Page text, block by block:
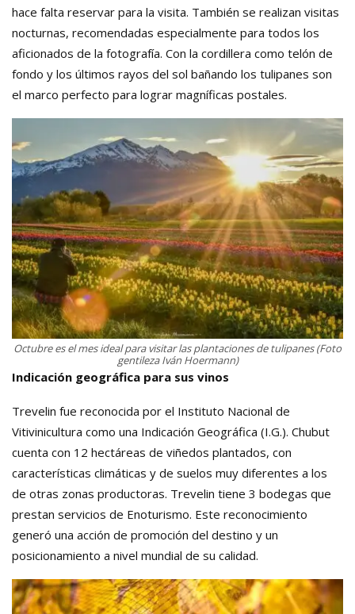
hace falta reservar para la visita. También se realizan visitas
nocturnas, recomendadas especialmente para todos los
aficionados de la fotografía. Con la cordillera como telón de
fondo y los últimos rayos del sol bañando los tulipanes son
el marco perfecto para lograr magníficas postales.
Octubre es el mes ideal para visitar las plantaciones de tulipanes (Foto
gentileza Iván Hoermann)
Indicación geográfica para sus vinos
Trevelin fue reconocida por el Instituto Nacional de
Vitivinicultura como una Indicación Geográfica (I.G.). Chubut
cuenta con 12 hectáreas de viñedos plantados, con
características climáticas y de suelos muy diferentes a los
de otras zonas productoras. Trevelin tiene 3 bodegas que
prestan servicios de Enoturismo. Este reconocimiento
generó una acción de promoción del destino y un
posicionamiento a nivel mundial de su calidad.